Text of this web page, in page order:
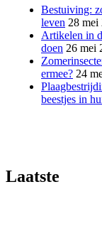
Bestuiving:
leven 28 mei
Artikelen in
doen 26 mei
ermee? 24
beestjes in
Laatste